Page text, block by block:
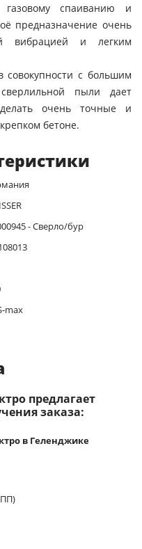
спаиванию и
предназначение очень
вибрацией и легким
с большим
пыли дает
очень точные и
бетоне.
- Сверло/бур
max
предлагает
заказа:
в Геленджике